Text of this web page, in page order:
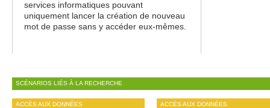
services informatiques pouvant
uniquement lancer la création de nouveau
mot de passe sans y accéder eux-mêmes.
SCÉNARIOS LIÉS À LA RECHERCHE
ACCÈS AUX DONNÉES ACCÈS AUX DONNÉES